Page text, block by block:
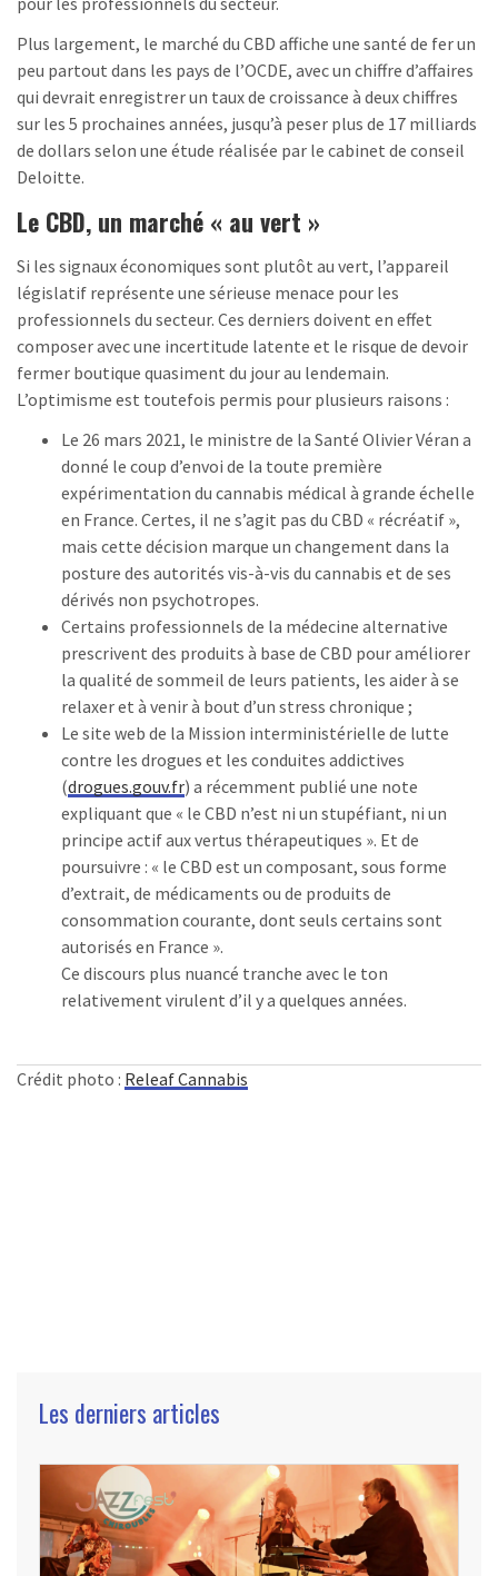
Plus largement, le marché du CBD affiche une santé de fer un
peu partout dans les pays de l’OCDE, avec un chiffre d’affaires
qui devrait enregistrer un taux de croissance à deux chiffres
sur les 5 prochaines années, jusqu’à peser plus de 17 milliards
de dollars selon une étude réalisée par le cabinet de conseil
Deloitte.
Le CBD, un marché « au vert »
Si les signaux économiques sont plutôt au vert, l’appareil
législatif représente une sérieuse menace pour les
professionnels du secteur. Ces derniers doivent en effet
composer avec une incertitude latente et le risque de devoir
fermer boutique quasiment du jour au lendemain.
L’optimisme est toutefois permis pour plusieurs raisons :
Le 26 mars 2021, le ministre de la Santé Olivier Véran a
donné le coup d’envoi de la toute première
expérimentation du cannabis médical à grande échelle
en France. Certes, il ne s’agit pas du CBD « récréatif »,
mais cette décision marque un changement dans la
posture des autorités vis-à-vis du cannabis et de ses
dérivés non psychotropes.
Certains professionnels de la médecine alternative
prescrivent des produits à base de CBD pour améliorer
la qualité de sommeil de leurs patients, les aider à se
relaxer et à venir à bout d’un stress chronique ;
Le site web de la Mission interministérielle de lutte
contre les drogues et les conduites addictives
(drogues.gouv.fr) a récemment publié une note
expliquant que « le CBD n’est ni un stupéfiant, ni un
principe actif aux vertus thérapeutiques ». Et de
poursuivre : « le CBD est un composant, sous forme
d’extrait, de médicaments ou de produits de
consommation courante, dont seuls certains sont
autorisés en France ».
Ce discours plus nuancé tranche avec le ton
relativement virulent d’il y a quelques années.
Crédit photo : Releaf Cannabis
Les derniers articles